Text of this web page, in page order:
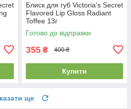
Блиск для губ Victoria's Secret
Flavored Lip Gloss Radiant
Toffee 13г
Готово до відправки
355 ₴ 400 ₴
Купити
ще